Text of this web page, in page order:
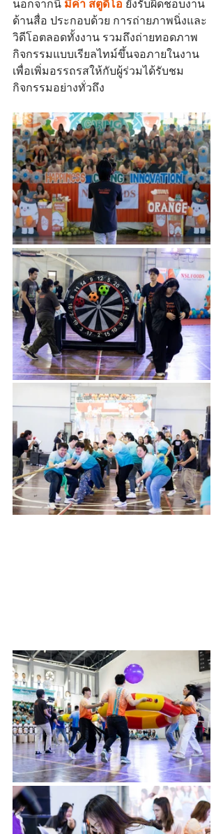
นอกจากนี้ มีค่า สตูดิโอ ยังรับผิดชอบงาน
ด้านสื่อ ประกอบด้วย การถ่ายภาพนิ่งและ
วิดีโอตลอดทั้งงาน รวมถึงถ่ายทอดภาพ
กิจกรรมแบบเรียลไทม์ขึ้นจอภายในงาน
เพื่อเพิ่มอรรถรสให้กับผู้ร่วมได้รับชม
กิจกรรมอย่างทั่วถึง